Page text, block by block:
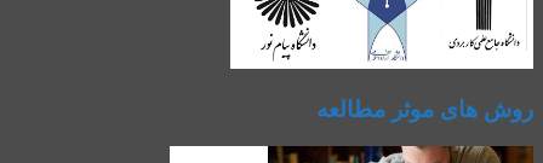
روش های موثر مطالعه